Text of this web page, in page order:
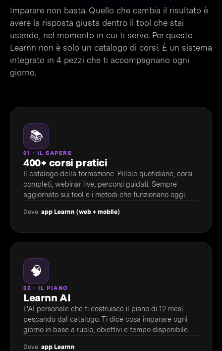
Imparare non basta. Quello che cambia il risultato è
avere la risposta giusta dentro il tool che stai
usando, nel momento in cui ti serve. Per questo
Learnn non è solo un catalogo di corsi. È un sistema
integrato in 4 pezzi che ti accompagnano ogni
giorno.
📚
01 · IL SAPERE
400+ corsi pratici
Il catalogo della formazione. Pillole quotidiane, corsi
completi, webinar live, percorsi guidati. Sempre
aggiornato sui tool e i metodi che funzionano oggi.
Dove: app Learnn (web + mobile)
🧠
02 · IL PIANO
Learnn AI
L'AI personale che ti costruisce il piano di 12 mesi
pescando dal catalogo. Ti dice cosa imparare ogni
giorno in base a ruolo, obiettivi e tempo disponibile.
Dove: app Learnn